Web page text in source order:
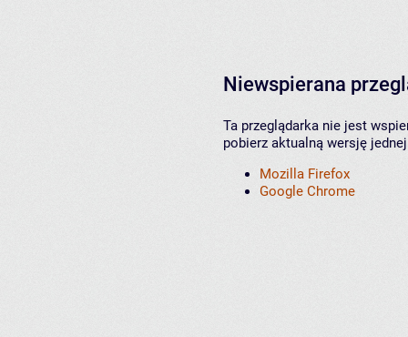
Niewspierana
Ta przeglądarka nie jest
pobierz aktualną wersję
Mozilla Firefox
Google Chrome